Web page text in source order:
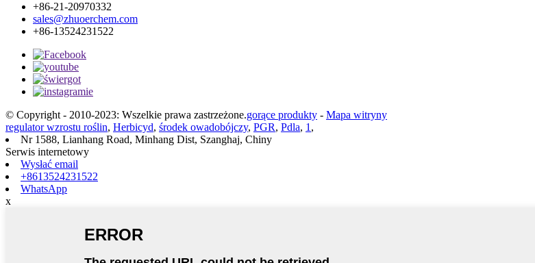
+86-21-20970332
sales@zhuoerchem.com
+86-13524231522
© Copyright - 2010-2023: Wszelkie prawa zastrzeżone.gorące produkty - Mapa witryny
regulator wzrostu roślin, Herbicyd, środek owadobójczy, PGR, Pdla, 1,
Nr 1588, Lianhang Road, Minhang Dist, Szanghaj, Chiny
Serwis internetowy
Wysłać email
+8613524231522
WhatsApp
x